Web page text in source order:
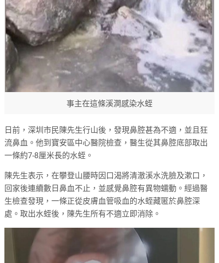
事主在這條溪澗感染水蛭
日前，深圳市民陳先生行山後，發現鼻腔甚為不適，並且狂
流鼻血。他到寶安區中心醫院檢查，醫生從其鼻腔底部取出
一條約7-8厘米長的水蛭。
陳先生表示，在攀登山腰時因口渴將清澈溪水洗臉及漱口，
回家後連續數日鼻血不止，並感覺鼻腔有異物蠕動。經過醫
生檢查發現，一條正從皮膚血管吸血的水蛭藏匿於鼻腔深
處。取出水蛭後，陳先生所有不適立即消除。